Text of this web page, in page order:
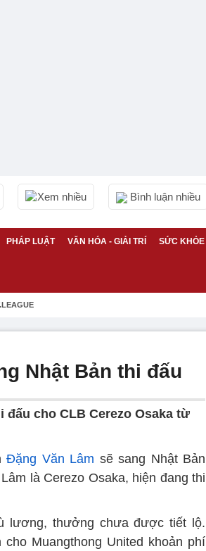
Xem nhiều Bình luận nhiều
PHÁP LUẬT VĂN HÓA - GIẢI TRÍ SỨC KHỎE
Nhật Bản thi đấu
đấu cho CLB Cerezo Osaka từ
Đặng Văn Lâm sẽ sang Nhật Bản
là Cerezo Osaka, hiện đang thi
lương, thưởng chưa được tiết lộ.
Muangthong United khoản phí